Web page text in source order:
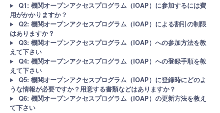
Q1: 機関オープンアクセスプログラム（IOAP）に参加するには費
用がかかりますか？
Q2: 機関オープンアクセスプログラム（IOAP）による割引の制限
はありますか？
Q3: 機関オープンアクセスプログラム（IOAP）への参加方法を教
えて下さい
Q4: 機関オープンアクセスプログラム（IOAP）への登録手順を教
えて下さい
Q5: 機関オープンアクセスプログラム（IOAP）に登録時にどのよ
うな情報が必要ですか？用意する書類などはありますか？
Q6: 機関オープンアクセスプログラム（IOAP）の更新方法を教え
て下さい